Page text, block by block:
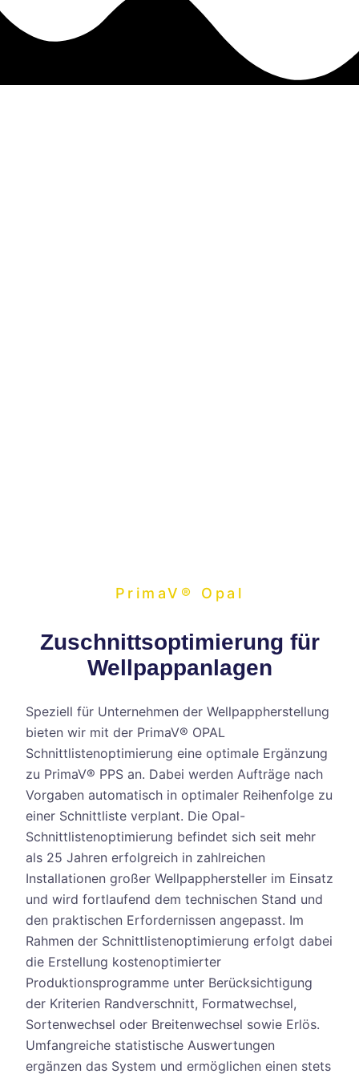
PrimaV® Opal
Zuschnittsoptimierung für
Wellpappanlagen
Speziell für Unternehmen der Wellpappherstellung
bieten wir mit der PrimaV® OPAL
Schnittlistenoptimierung eine optimale Ergänzung
zu PrimaV® PPS an. Dabei werden Aufträge nach
Vorgaben automatisch in optimaler Reihenfolge zu
einer Schnittliste verplant. Die Opal-
Schnittlistenoptimierung befindet sich seit mehr
als 25 Jahren erfolgreich in zahlreichen
Installationen großer Wellpapphersteller im Einsatz
und wird fortlaufend dem technischen Stand und
den praktischen Erfordernissen angepasst. Im
Rahmen der Schnittlistenoptimierung erfolgt dabei
die Erstellung kostenoptimierter
Produktionsprogramme unter Berücksichtigung
der Kriterien Randverschnitt, Formatwechsel,
Sortenwechsel oder Breitenwechsel sowie Erlös.
Umfangreiche statistische Auswertungen
ergänzen das System und ermöglichen einen stets